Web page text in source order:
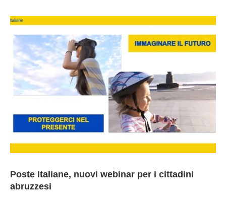
Poste Italiane, nuovi webinar per i cittadini
abruzzesi